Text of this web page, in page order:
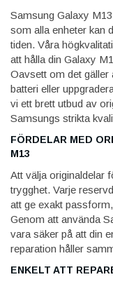
Samsung Galaxy
som alla enheter kan
tiden. Våra
att hålla din Galaxy
Oavsett om det gäller
batteri eller
vi ett brett utbud av
Samsungs strikta
FÖRDELAR MED
M13
Att välja originaldelar
trygghet. Varje
att ge exakt
Genom att använda
vara säker på att din
reparation håller
ENKELT ATT